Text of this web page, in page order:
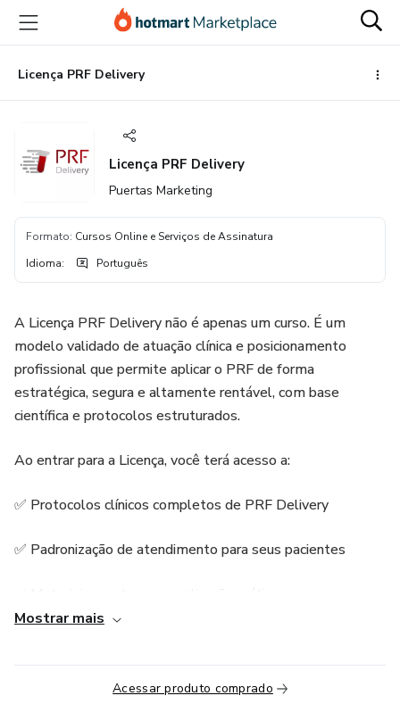
para
conteúdo
principal
para
pagamento
para
rodapéLicença PRF Delivery
Licença PRF Delivery
Puertas Marketing
Formato: Cursos Online e Serviços de Assinatura
Idioma: Português
A Licença PRF Delivery não é apenas um curso. É um
modelo validado de atuação clínica e posicionamento
profissional que permite aplicar o PRF de forma
estratégica, segura e altamente rentável, com base
científica e protocolos estruturados.
Ao entrar para a Licença, você terá acesso a:
✅ Protocolos clínicos completos de PRF Delivery
✅ Padronização de atendimento para seus pacientes
✅ Suporte educacional contínuo
Mostrar mais
Acessar produto comprado